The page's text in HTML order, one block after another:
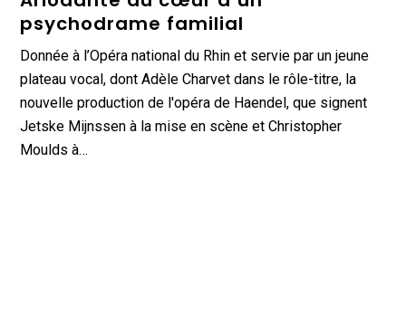
psychodrame familial
Donnée à l’Opéra national du Rhin et servie par un jeune
plateau vocal, dont Adèle Charvet dans le rôle-titre, la
nouvelle production de l'opéra de Haendel, que signent
Jetske Mijnssen à la mise en scène et Christopher
Moulds à…